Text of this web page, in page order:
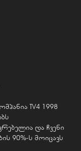
TV4 1998
და ჩვენი
90%-ს მოიცავს